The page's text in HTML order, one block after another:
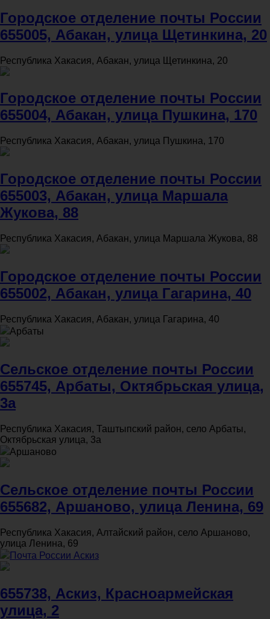
Городское отделение почты России
655005, Абакан, улица Щетинкина, 20
Республика Хакасия, Абакан, улица Щетинкина, 20
Городское отделение почты России
655004, Абакан, улица Пушкина, 170
Республика Хакасия, Абакан, улица Пушкина, 170
Городское отделение почты России
655003, Абакан, улица Маршала
Жукова, 88
Республика Хакасия, Абакан, улица Маршала Жукова, 88
Городское отделение почты России
655002, Абакан, улица Гагарина, 40
Республика Хакасия, Абакан, улица Гагарина, 40
Арбаты
Сельское отделение почты России
655745, Арбаты, Октябрьская улица,
3а
Республика Хакасия, Таштыпский район, село Арбаты,
Октябрьская улица, 3а
Аршаново
Сельское отделение почты России
655682, Аршаново, улица Ленина, 69
Республика Хакасия, Алтайский район, село Аршаново,
улица Ленина, 69
Почта России Аскиз
655738, Аскиз, Красноармейская
улица, 2